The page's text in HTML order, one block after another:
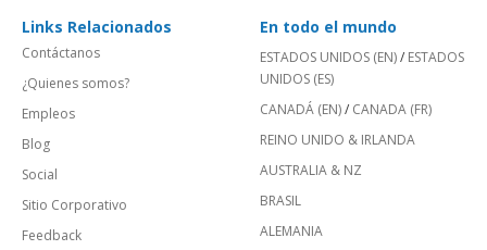
Links Relacionados
Contáctanos
¿Quienes somos?
Empleos
Blog
Social
Sitio Corporativo
Feedback
En todo el mundo
ESTADOS UNIDOS (EN)/ ESTADOS
UNIDOS (ES)
CANADÁ (EN)/ CANADA (FR)
REINO UNIDO & IRLANDA
AUSTRALIA & NZ
BRASIL
ALEMANIA